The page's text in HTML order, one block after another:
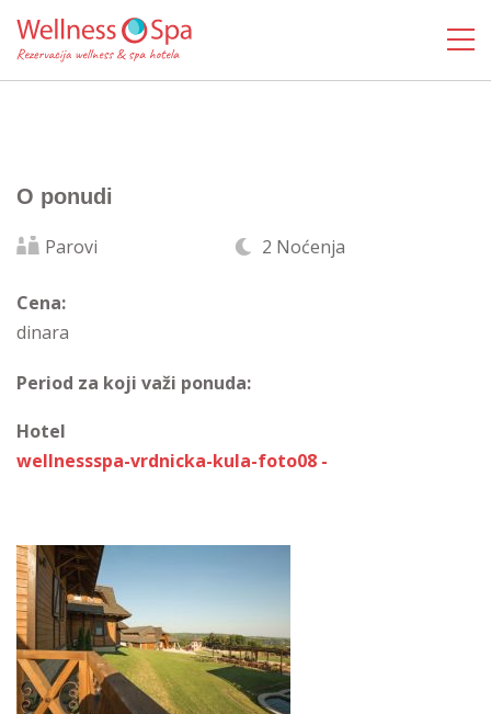
O ponudi
Parovi 2 Noćenja
Cena:
dinara
Period za koji važi ponuda:
Hotel
wellnessspa-vrdnicka-kula-foto08 -